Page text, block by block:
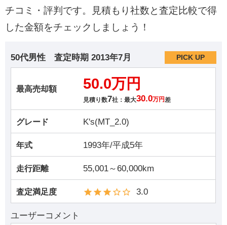
チコミ・評判です。見積もり社数と査定比較で得
した金額をチェックしましょう！
50代男性 査定時期 2013年7月 PICK UP
最高売却額 50.0万円
見積り数7社：最大30.0万円 差
グレード K's(MT_2.0)
年式 1993年/平成5年
走行距離 55,001～60,000km
査定満足度 3.0
ユーザーコメント